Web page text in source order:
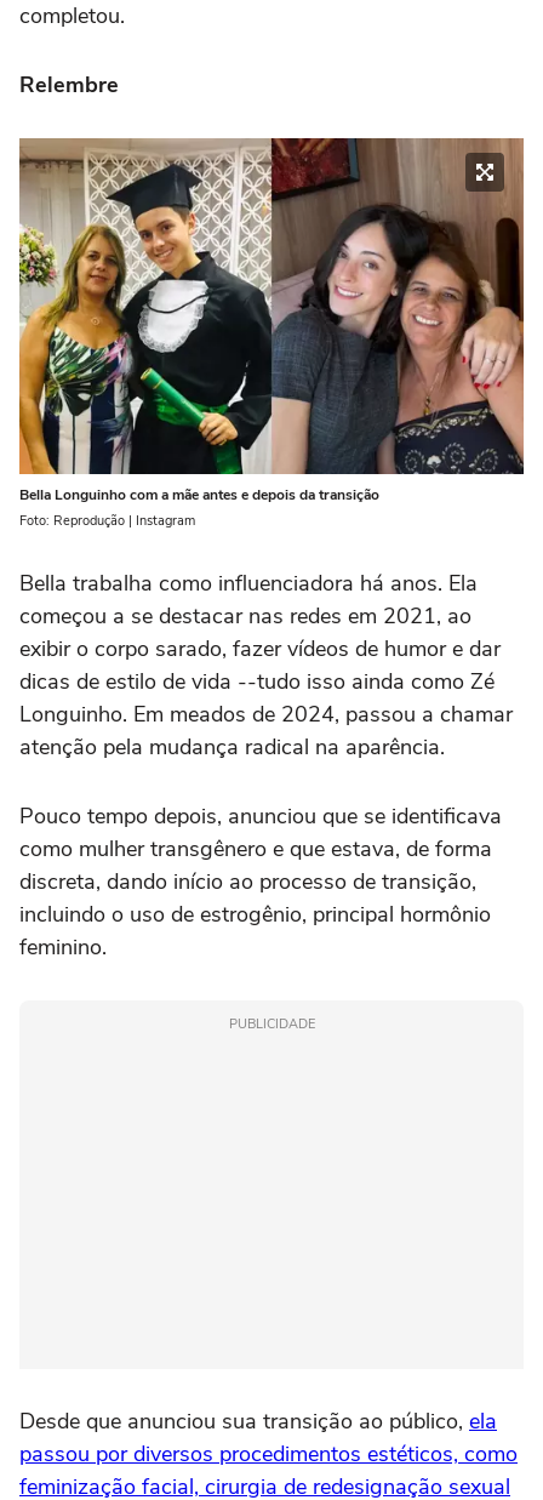
completou.
Relembre
Bella Longuinho com a mãe antes e depois da transição
Foto: Reprodução | Instagram
Bella trabalha como influenciadora há anos. Ela
começou a se destacar nas redes em 2021, ao
exibir o corpo sarado, fazer vídeos de humor e dar
dicas de estilo de vida --tudo isso ainda como Zé
Longuinho. Em meados de 2024, passou a chamar
atenção pela mudança radical na aparência.
Pouco tempo depois, anunciou que se identificava
como mulher transgênero e que estava, de forma
discreta, dando início ao processo de transição,
incluindo o uso de estrogênio, principal hormônio
feminino.
PUBLICIDADE
Desde que anunciou sua transição ao público, ela
passou por diversos procedimentos estéticos, como
feminização facial, cirurgia de redesignação sexual